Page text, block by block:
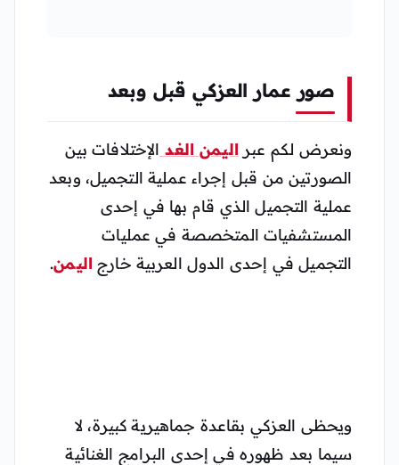
صور عمار العزكي قبل وبعد
ونعرض لكم عبر اليمن الغد الإختلافات بين
الصورتين من قبل إجراء عملية التجميل، وبعد
عملية التجميل الذي قام بها في إحدى
المستشفيات المتخصصة في عمليات
التجميل في إحدى الدول العربية خارج اليمن.
ويحظى العزكي بقاعدة جماهيرية كبيرة، لا
سيما بعد ظهوره في إحدى البرامج الغنائية